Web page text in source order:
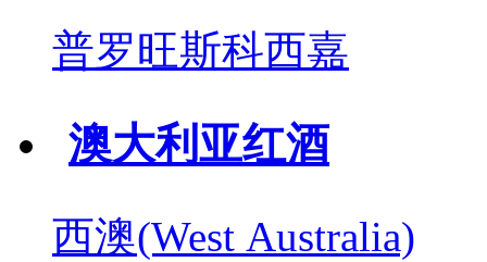
普罗旺斯科西嘉
澳大利亚红酒
西澳(West Australia)